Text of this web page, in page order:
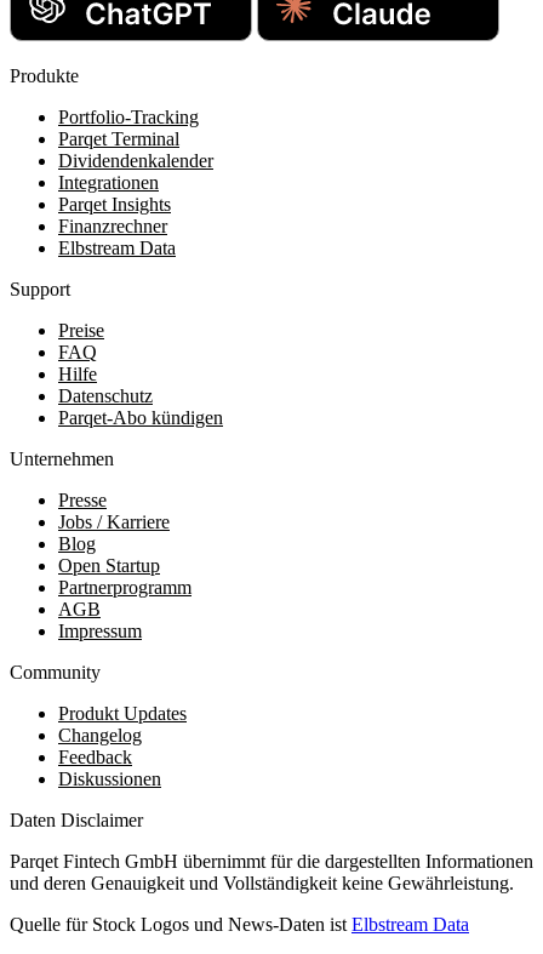
Produkte
Portfolio-Tracking
Parqet Terminal
Dividendenkalender
Integrationen
Parqet Insights
Finanzrechner
Elbstream Data
Support
Preise
FAQ
Hilfe
Datenschutz
Parqet-Abo kündigen
Unternehmen
Presse
Jobs / Karriere
Blog
Open Startup
Partnerprogramm
AGB
Impressum
Community
Produkt Updates
Changelog
Feedback
Diskussionen
Daten Disclaimer
Parqet Fintech GmbH übernimmt für die dargestellten Informationen
und deren Genauigkeit und Vollständigkeit keine Gewährleistung.
Quelle für Stock Logos und News-Daten ist Elbstream Data